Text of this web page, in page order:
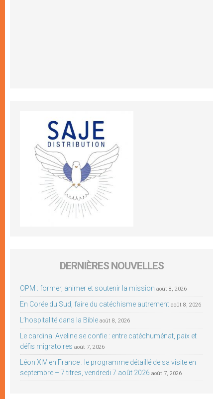
DERNIÈRES NOUVELLES
OPM : former, animer et soutenir la mission août 8, 2026
En Corée du Sud, faire du catéchisme autrement août 8, 2026
L’hospitalité dans la Bible août 8, 2026
Le cardinal Aveline se confie : entre catéchuménat, paix et
défis migratoires août 7, 2026
Léon XIV en France : le programme détaillé de sa visite en
septembre – 7 titres, vendredi 7 août 2026 août 7, 2026